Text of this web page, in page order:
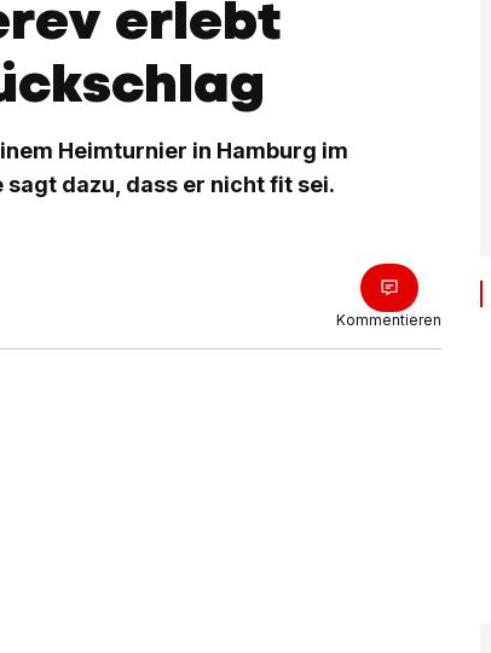
erlebt
Heimturnier in Hamburg im
dazu, dass er nicht fit sei.
Kommentieren